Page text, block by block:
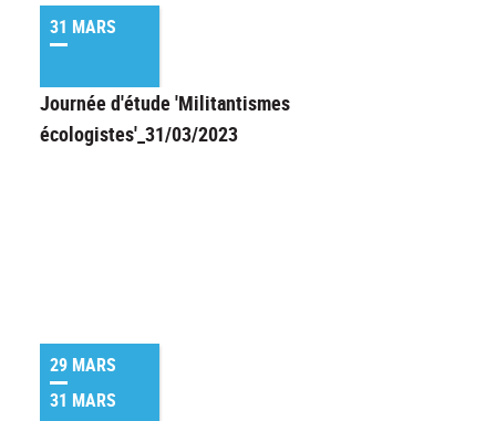
31 MARS
Journée d'étude 'Militantismes
écologistes'_31/03/2023
29 MARS
31 MARS